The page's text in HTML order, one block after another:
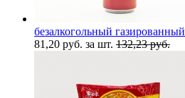
безалкогольный
81,20 руб. за шт. 132,23 руб.